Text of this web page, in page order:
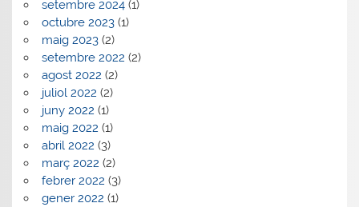
setembre 2024(1)
octubre 2023(1)
maig 2023(2)
setembre 2022 (2)
agost 2022 (2)
juliol 2022 (2)
juny 2022 (1)
maig 2022 (1)
abril 2022 (3)
març 2022 (2)
febrer 2022 (3)
gener 2022 (1)